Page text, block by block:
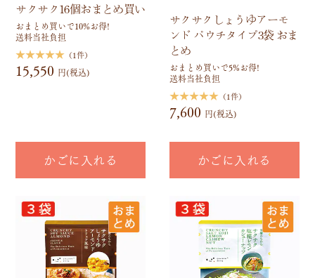
サクサク16個おまとめ買い
おまとめ買いで10%お得!
送料当社負担
★★★★★ （1件）
15,550 円(税込)
かごに入れる
サクサクしょうゆアーモ
ンド パウチタイプ3袋 おま
とめ
おまとめ買いで5%お得!
送料当社負担
★★★★★（1件）
7,600 円(税込)
かごに入れる